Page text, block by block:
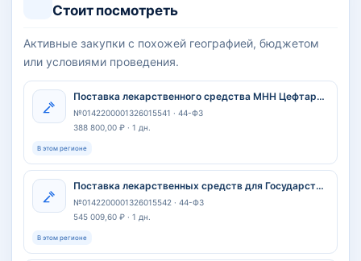
Стоит посмотреть
Активные закупки с похожей географией, бюджетом
или условиями проведения.
Поставка лекарственного средства МНН Цефтаролина фосамил для Государственного бюджетного учреждения здравоохранения Самарской области "Тольяттинская городская клиническая больница № 5"
№0142200001326015541 · 44-ФЗ
388 800,00 ₽ · 1 дн.
В этом регионе
Поставка лекарственных средств для Государственного бюджетного учреждения здравоохранения «Самарская областная клиническая больница им. В.Д. Середавина»
№0142200001326015542 · 44-ФЗ
545 009,60 ₽ · 1 дн.
В этом регионе